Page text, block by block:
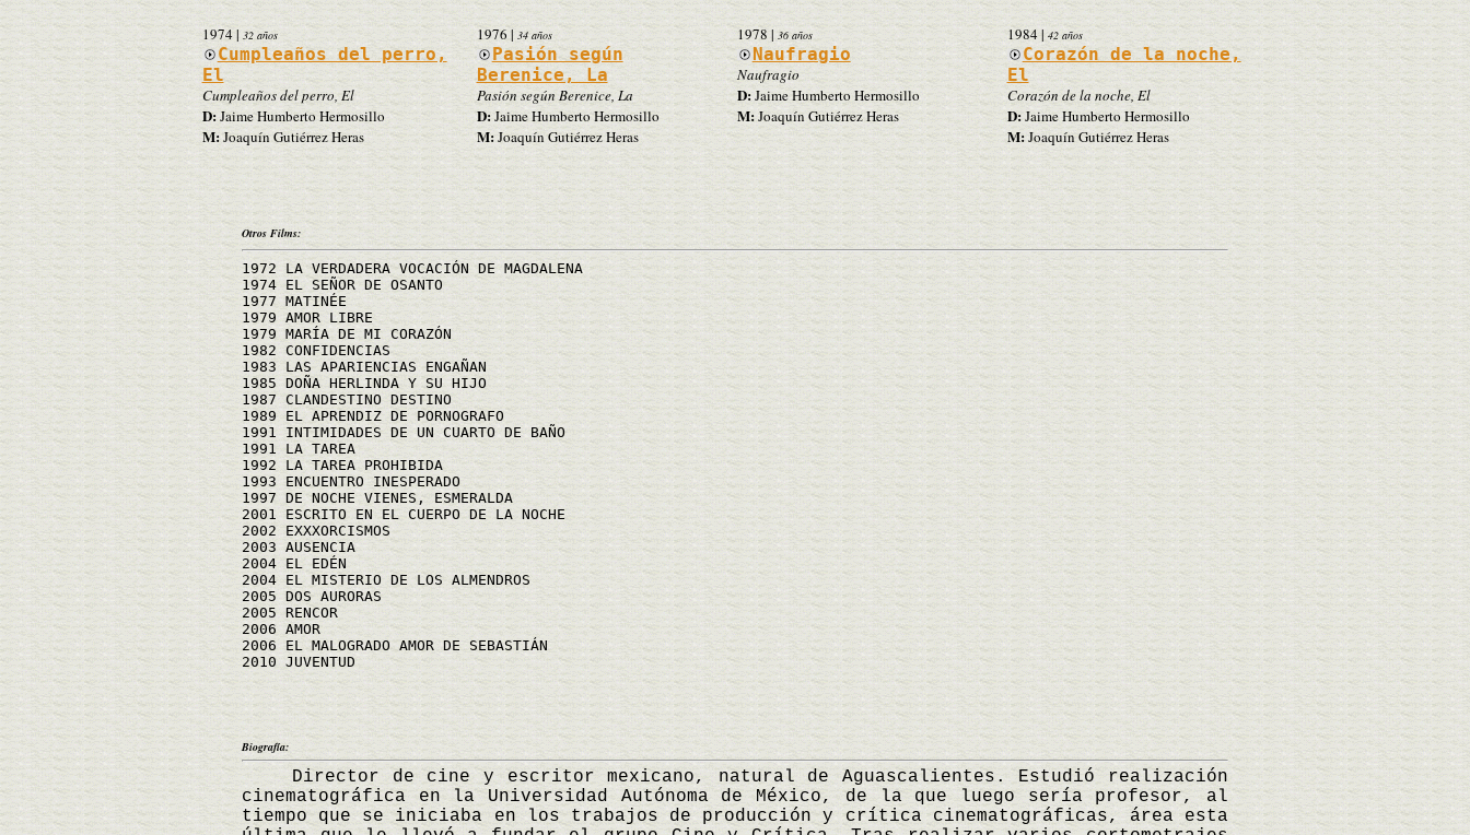
1974| 32 años
Cumpleaños del perro,
El
Cumpleaños del perro, El
D:Jaime Humberto Hermosillo
M:Joaquín Gutiérrez Heras
1976| 34 años
Pasión según
Berenice, La
Pasión según Berenice, La
D: Jaime Humberto Hermosillo
M:Joaquín Gutiérrez Heras
1978 | 36 años
Naufragio
Naufragio
D:Jaime Humberto Hermosillo
M:Joaquín Gutiérrez Heras
1984| 42 años
Corazón de la noche,
El
Corazón de la noche, El
D:Jaime Humberto Hermosillo
M:Joaquín Gutiérrez Heras
Otros Films:
1972 LA VERDADERA VOCACIÓN DE MAGDALENA
1974 EL SEÑOR DE OSANTO
1977 MATINÉE
1979 AMOR LIBRE
1979 MARÍA DE MI CORAZÓN
1982 CONFIDENCIAS
1983 LAS APARIENCIAS ENGAÑAN
1985 DOÑA HERLINDA Y SU HIJO
1987 CLANDESTINO DESTINO
1989 EL APRENDIZ DE PORNOGRAFO
1991 INTIMIDADES DE UN CUARTO DE BAÑO
1991 LA TAREA
1992 LA TAREA PROHIBIDA
1993 ENCUENTRO INESPERADO
1997 DE NOCHE VIENES, ESMERALDA
2001 ESCRITO EN EL CUERPO DE LA NOCHE
2002 EXXXORCISMOS
2003 AUSENCIA
2004 EL EDÉN
2004 EL MISTERIO DE LOS ALMENDROS
2005 DOS AURORAS
2005 RENCOR
2006 AMOR
2006 EL MALOGRADO AMOR DE SEBASTIÁN
2010 JUVENTUD
Biografía:
Director de cine y escritor mexicano, natural de Aguascalientes. Estudió realización
cinematográfica en la Universidad Autónoma de México, de la que luego sería profesor, al
tiempo que se iniciaba en los trabajos de producción y crítica cinematográficas, área esta